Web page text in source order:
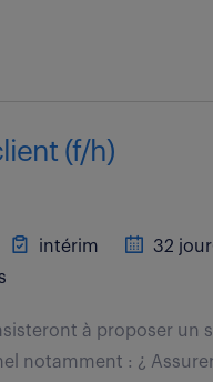
(f/h)
intérim
32
à proposer un
notamment : ¿